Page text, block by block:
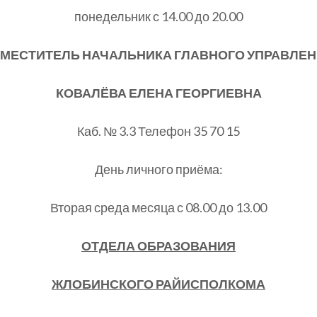
понедельник с 14.00 до 20.00
НАЧАЛЬНИКА ГЛАВНОГО
КОВАЛЁВА ЕЛЕНА ГЕОРГИЕВНА
Каб. № 3.3 Телефон 35 70 15
День личного приёма:
Вторая среда месяца с 08.00 до 13.00
ОТДЕЛА ОБРАЗОВАНИЯ
ЖЛОБИНСКОГО РАЙИСПОЛКОМА